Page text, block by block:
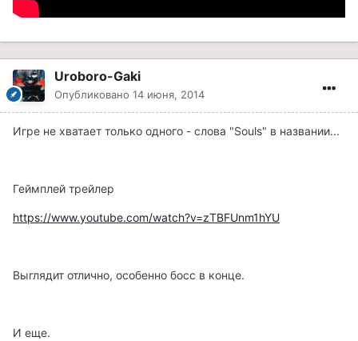
Uroboro-Gaki
Опубликовано 14 июня, 2014
Игре не хватает только одного - слова "Souls" в названии...
Геймплей трейлер
https://www.youtube.com/watch?v=zTBFUnm1hYU
Выглядит отлично, особенно босс в конце.
И еще.